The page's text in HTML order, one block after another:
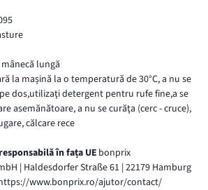
mânecă lungă
la mașină la o temperatură de 30°C, a nu se
dos,utilizaţi detergent pentru rufe fine,a se
asemănătoare, a nu se curăţa (cerc - cruce),
călcare rece
în fața UE bonprix
| Haldesdorfer Straße 61 | 22179 Hamburg
www.bonprix.ro/ajutor/contact/